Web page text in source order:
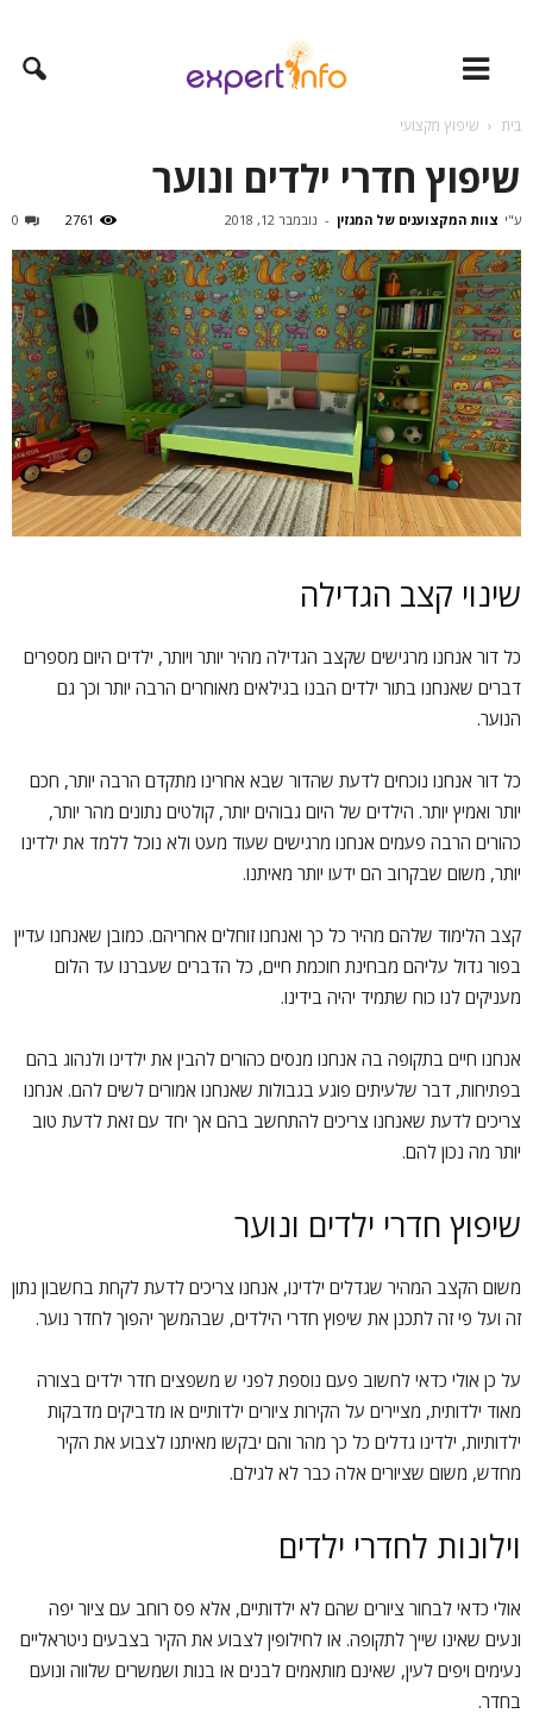
בית שיפוץ מקצועי
שיפוץ חדרי ילדים ונוער
ע"י צוות המקצוענים של המגזין - נובמבר 12, 2018 0 2761
שינוי קצב הגדילה
כל דור אנחנו מרגישים שקצב הגדילה מהיר יותר ויותר, ילדים היום מספרים
דברים שאנחנו בתור ילדים הבנו בגילאים מאוחרים הרבה יותר וכך גם
הנוער.
כל דור אנחנו נוכחים לדעת שהדור שבא אחרינו מתקדם הרבה יותר, חכם
יותר ואמיץ יותר. הילדים של היום גבוהים יותר, קולטים נתונים מהר יותר,
כהורים הרבה פעמים אנחנו מרגישים שעוד מעט ולא נוכל ללמד את ילדינו
יותר, משום שבקרוב הם ידעו יותר מאיתנו.
קצב הלימוד שלהם מהיר כל כך ואנחנו זוחלים אחריהם. כמובן שאנחנו עדיין
בפור גדול עליהם מבחינת חוכמת חיים, כל הדברים שעברנו עד הלום
מעניקים לנו כוח שתמיד יהיה בידינו.
אנחנו חיים בתקופה בה אנחנו מנסים כהורים להבין את ילדינו ולנהוג בהם
בפתיחות, דבר שלעיתים פוגע בגבולות שאנחנו אמורים לשים להם. אנחנו
צריכים לדעת שאנחנו צריכים להתחשב בהם אך יחד עם זאת לדעת טוב
יותר מה נכון להם.
שיפוץ חדרי ילדים ונוער
משום הקצב המהיר שגדלים ילדינו, אנחנו צריכים לדעת לקחת בחשבון נתון
זה ועל פי זה לתכנן את שיפוץ חדרי הילדים, שבהמשך יהפוך לחדר נוער.
על כן אולי כדאי לחשוב פעם נוספת לפני ש משפצים חדר ילדים בצורה
מאוד ילדותית, מציירים על הקירות ציורים ילדותיים או מדביקים מדבקות
ילדותיות, ילדינו גדלים כל כך מהר והם יבקשו מאיתנו לצבוע את הקיר
מחדש, משום שציורים אלה כבר לא לגילם.
וילונות לחדרי ילדים
אולי כדאי לבחור ציורים שהם לא ילדותיים, אלא פס רוחב עם ציור יפה
ונעים שאינו שייך לתקופה. או לחילופין לצבוע את הקיר בצבעים ניטראליים
נעימים ויפים לעין, שאינם מותאמים לבנים או בנות ושמשרים שלווה ונועם
בחדר.